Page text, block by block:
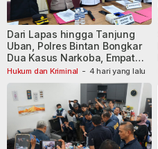
Hukum dan Kriminal - 4 hari yang lalu
Dari Lapas hingga Tanjung
Uban, Polres Bintan Bongkar
Dua Kasus Narkoba, Empat
Tersangka Dibekuk